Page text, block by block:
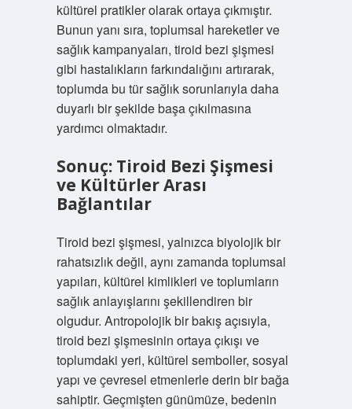
kültürel pratikler olarak ortaya çıkmıştır.
Bunun yanı sıra, toplumsal hareketler ve
sağlık kampanyaları, tiroid bezi şişmesi
gibi hastalıkların farkındalığını artırarak,
toplumda bu tür sağlık sorunlarıyla daha
duyarlı bir şekilde başa çıkılmasına
yardımcı olmaktadır.
Sonuç: Tiroid Bezi Şişmesi
ve Kültürler Arası
Bağlantılar
Tiroid bezi şişmesi, yalnızca biyolojik bir
rahatsızlık değil, aynı zamanda toplumsal
yapıları, kültürel kimlikleri ve toplumların
sağlık anlayışlarını şekillendiren bir
olgudur. Antropolojik bir bakış açısıyla,
tiroid bezi şişmesinin ortaya çıkışı ve
toplumdaki yeri, kültürel semboller, sosyal
yapı ve çevresel etmenlerle derin bir bağa
sahiptir. Geçmişten günümüze, bedenin